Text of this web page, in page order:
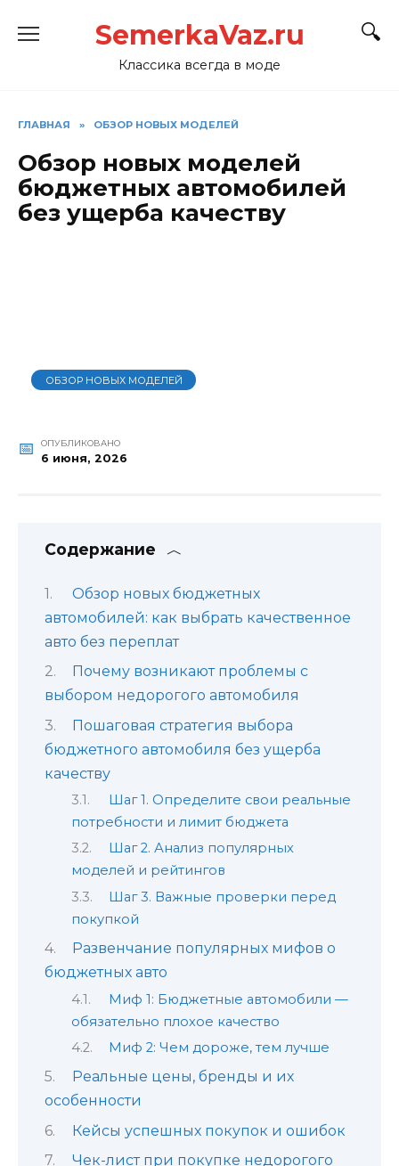
SemerkaVaz.ru
Классика всегда в моде
ГЛАВНАЯ » ОБЗОР НОВЫХ МОДЕЛЕЙ
Обзор новых моделей
бюджетных автомобилей
без ущерба качеству
ОБЗОР НОВЫХ МОДЕЛЕЙ
ОПУБЛИКОВАНО
6 июня, 2026
Содержание
Обзор новых бюджетных
автомобилей: как выбрать качественное
авто без переплат
Почему возникают проблемы с
выбором недорогого автомобиля
Пошаговая стратегия выбора
бюджетного автомобиля без ущерба
качеству
Шаг 1. Определите свои реальные
потребности и лимит бюджета
Шаг 2. Анализ популярных
моделей и рейтингов
Шаг 3. Важные проверки перед
покупкой
Развенчание популярных мифов о
бюджетных авто
Миф 1: Бюджетные автомобили —
обязательно плохое качество
Миф 2: Чем дороже, тем лучше
Реальные цены, бренды и их
особенности
Кейсы успешных покупок и ошибок
Чек-лист при покупке недорогого